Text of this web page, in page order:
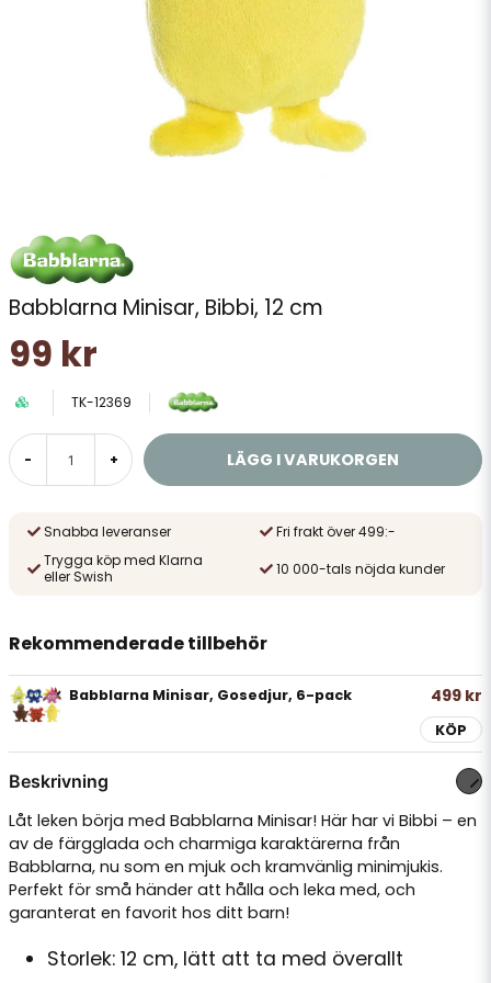
Babblarna Minisar, Bibbi, 12 cm
99 kr
TK-12369
- + LÄGG I VARUKORGEN
Snabba leveranser
Fri frakt över 499:-
Trygga köp med Klarna
eller Swish
10 000-tals nöjda kunder
Rekommenderade tillbehör
Babblarna Minisar, Gosedjur, 6-pack 499 kr
KÖP
Beskrivning
Låt leken börja med Babblarna Minisar! Här har vi Bibbi – en
av de färgglada och charmiga karaktärerna från
Babblarna, nu som en mjuk och kramvänlig minimjukis.
Perfekt för små händer att hålla och leka med, och
garanterat en favorit hos ditt barn!
Storlek: 12 cm, lätt att ta med överallt